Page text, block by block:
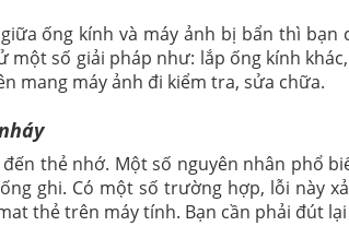
ống kính và máy ảnh bị bẩn thì
một số giải pháp như: lắp ống kính
mang máy ảnh đi kiểm tra, sửa chữa.
thẻ nhớ. Một số nguyên nhân phổ
ghi. Có một số trường hợp, lỗi này
thẻ trên máy tính. Bạn cần phải đút